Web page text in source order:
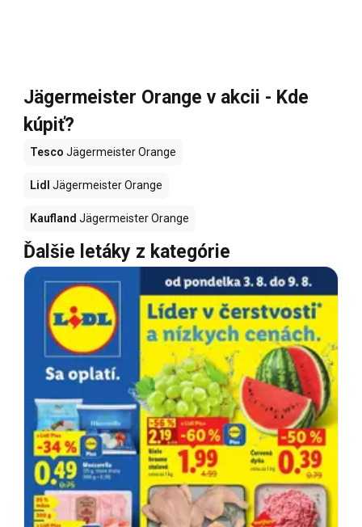
Jägermeister Orange v akcii - Kde
kúpiť?
Tesco Jägermeister Orange
Lidl Jägermeister Orange
Kaufland Jägermeister Orange
Ďalšie letáky z kategórie